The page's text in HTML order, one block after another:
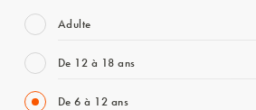
Adulte
De 12 à 18 ans
De 6 à 12 ans